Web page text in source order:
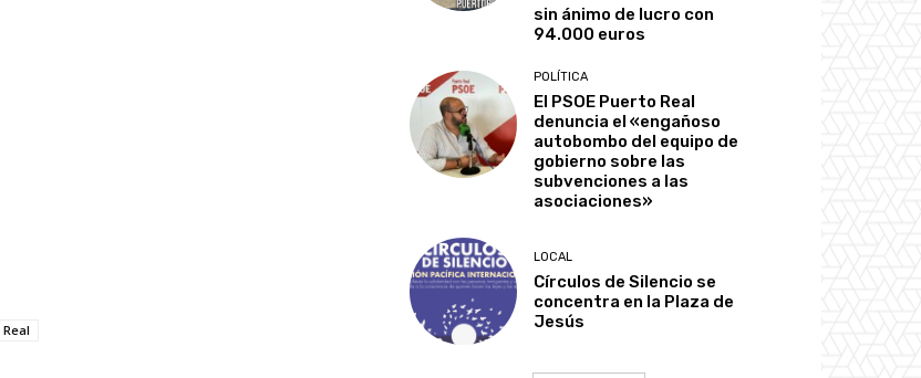
sin ánimo de lucro con
94.000 euros
POLÍTICA
El PSOE Puerto Real
denuncia el «engañoso
autobombo del equipo de
gobierno sobre las
subvenciones a las
asociaciones»
LOCAL
Círculos de Silencio se
concentra en la Plaza de
Jesús